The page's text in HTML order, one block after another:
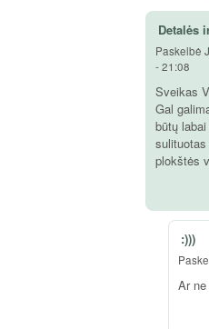
Detalės
Paskelbė
- 21:08
Sveikas
Gal
būtų
plokštės
:)))
Ar